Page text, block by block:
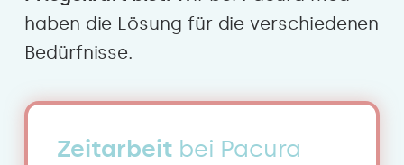
haben die Lösung für die verschiedenen
Bedürfnisse.
Zeitarbeit bei Pacura